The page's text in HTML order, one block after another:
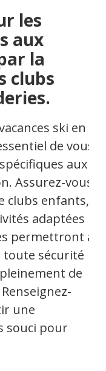
les
aux
la
clubs
ski en
de vous
aux
Assurez-vous
clubs enfants,
adaptées
permettront à
toute sécurité
de
une
souci pour